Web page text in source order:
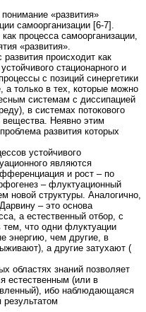
«развития»
самоорганизации [6-7].
процесса самоорганизации,
«развития».
происходит как
стационарного и
с позиций синергетики
только в тех, которые можно
системам с диссипацией
в системах потокового
вещества. Неявно этим
развития которых
устойчивого
являются
и рост – по
– флуктуационный
новой структуры. Аналогично,
– это основа
а естественный отбор, с
тем, что одни флуктуации
энергию, чем другие, в
а другие затухают (
областях знаний позволяет
естественным (или в
ибо наблюдающаяся
результатом